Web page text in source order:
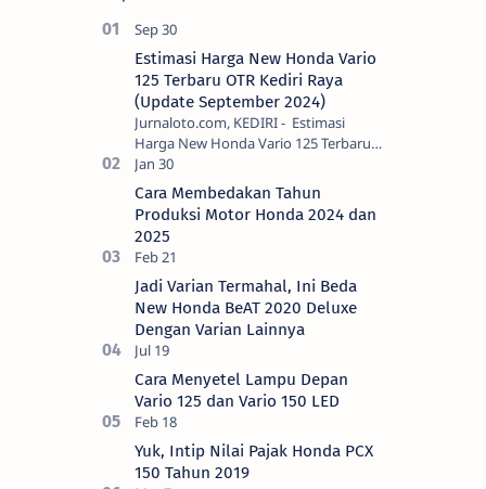
Estimasi Harga New Honda Vario
125 Terbaru OTR Kediri Raya
(Update September 2024)
Jurnaloto.com, KEDIRI - Estimasi
Harga New Honda Vario 125 Terbaru
OTR Kediri Raya (Update September
2024) Brosis sekalian, PT Astra Honda
Motor (AH…
Cara Membedakan Tahun
Produksi Motor Honda 2024 dan
2025
Jadi Varian Termahal, Ini Beda
New Honda BeAT 2020 Deluxe
Dengan Varian Lainnya
Cara Menyetel Lampu Depan
Vario 125 dan Vario 150 LED
Yuk, Intip Nilai Pajak Honda PCX
150 Tahun 2019